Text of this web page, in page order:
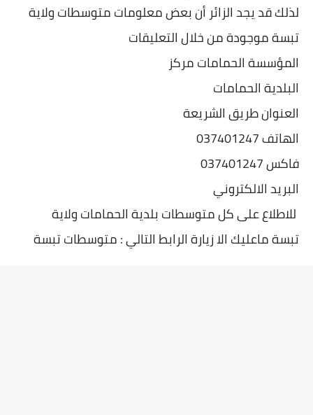
لذلك قد يجد الزائر أن بعض معلومات متوسطات ولاية
تبسة موجودة من خلال التعليقات
المؤسسة الحمامات مركز
البلدية الحمامات
العنوان طريق الشريعة
الهاتف 037401247
فاكس 037401247
البريد الالكتروني
للاطلاع على كل متوسطات بلدية الحمامات ولاية
تبسة ماعليك الا زيارة الرابط التالي : متوسطات تبسة